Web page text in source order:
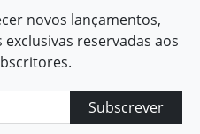
novos lançamentos,
reservadas aos
Subscrever